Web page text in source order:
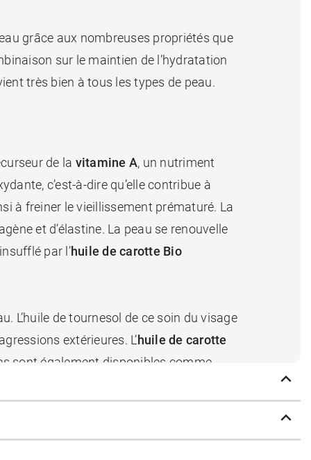
grâce aux nombreuses propriétés que
sur le maintien de l’hydratation
très bien à tous les types de peau.
de la vitamine A, un nutriment
c’est-à-dire qu’elle contribue à
à freiner le vieillissement prématuré. La
et d’élastine. La peau se renouvelle
par l’huile de carotte Bio
L’huile de tournesol de ce soin du visage
extérieures. L’huile de carotte
sont également disponibles comme